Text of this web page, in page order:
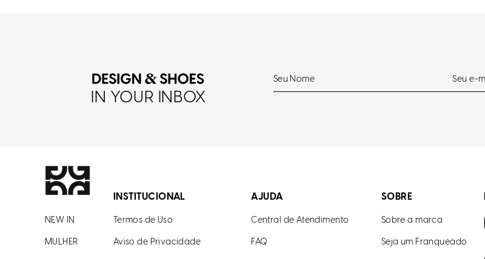
IN YOUR INBOX
NEW IN
MULHER
INSTITUCIONAL
Termos de Uso
Aviso de Privacidade
AJUDA
Central de Atendimento
FAQ
SOBRE
Sobre a marca
Seja um Franqueado